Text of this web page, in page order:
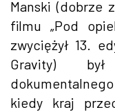
Manski (dobrze
filmu „Pod
zwyciężył 13.
Gravity)
kiedy kraj